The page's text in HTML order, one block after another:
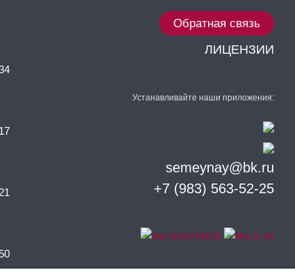
Обратная связь
ЛИЦЕНЗИИ
Устанавливайте наши приложения:
semeynay@bk.ru
+7 (983) 563-52-25